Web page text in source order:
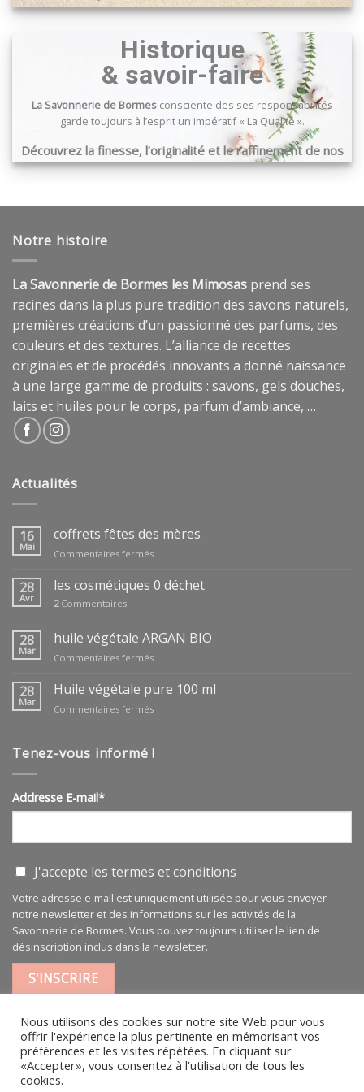
du
Historique
& savoir-faire
La Savonnerie de Bormesconsciente des ses responsabilités
garde toujours à l’esprit un impératif « La Qualité ».
Découvrez la finesse, l’originalité et le raffinement de nos
produits …
Notre histoire
La Savonnerie de Bormes les Mimosas prend ses
racines dans la plus pure tradition des savons naturels,
premières créations d’un passionné des parfums, des
couleurs et des textures. L’alliance de recettes
originales et de procédés innovants a donné naissance
à une large gamme de produits : savons, gels douches,
laits et huiles pour le corps, parfum d’ambiance, …
Actualités
16
Mai
coffrets fêtes des mères
Commentaires ferméssur
fêtes
28
Avr
les cosmétiques 0 déchet
2Commentaires
28
Mar
huile végétale ARGAN BIO
Commentaires ferméssur
végétale
BIO
28
Mar
Huile végétale pure 100 ml
Commentaires ferméssur
pure
Tenez-vous informé !
Addresse E-mail*
J'accepte les termes et conditions
Votre adresse e-mail est uniquement utilisée pour vous envoyer
notre newsletter et des informations sur les activités de la
Savonnerie de Bormes. Vous pouvez toujours utiliser le lien de
désinscription inclus dans la newsletter.
MENTIONS LÉGALES|CGV
Nous utilisons des cookies sur notre site Web pour vous
offrir l'expérience la plus pertinente en mémorisant vos
préférences et les visites répétées. En cliquant sur
«Accepter», vous consentez à l'utilisation de tous les
cookies.